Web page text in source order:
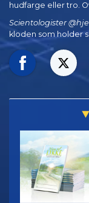
hudfarge eller tro.
Scientologister
kloden som holder